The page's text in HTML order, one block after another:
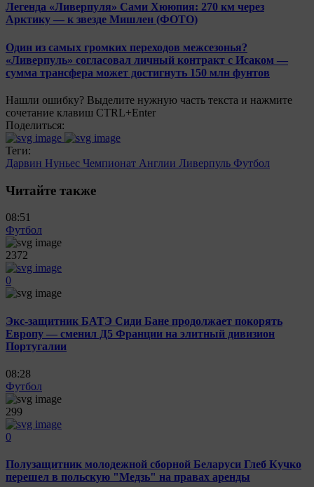
Легенда «Ливерпуля» Сами Хююпия: 270 км через
Арктику — к звезде Мишлен (ФОТО)
Один из самых громких переходов межсезонья?
«Ливерпуль» согласовал личный контракт с Исаком —
сумма трансфера может достигнуть 150 млн фунтов
Нашли ошибку? Выделите нужную часть текста и нажмите
сочетание клавиш CTRL+Enter
Поделиться:
Теги:
Дарвин Нуньес Чемпионат Англии Ливерпуль Футбол
Читайте также
08:51
Футбол
2372
0
Экс-защитник БАТЭ Сиди Бане продолжает покорять
Европу — сменил Д5 Франции на элитный дивизион
Португалии
08:28
Футбол
299
0
Полузащитник молодежной сборной Беларуси Глеб Кучко
перешел в польскую "Медзь" на правах аренды